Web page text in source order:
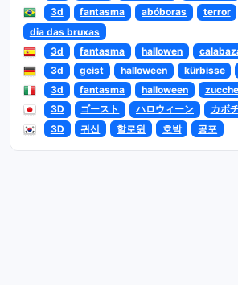
3d
fantasma abóboras terror
dia das bruxas
3d
fantasma hallowen
3d
geist halloween kürbisse
3d
fantasma halloween zucche
3D
ゴースト ハロウィーン カボ
3D
귀신 할로윈 호박 공포